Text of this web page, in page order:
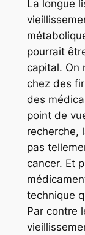
La longue
pourrait
capital. On
chez des
des
point de
recherche,
pas
cancer. Et
technique
Par contre